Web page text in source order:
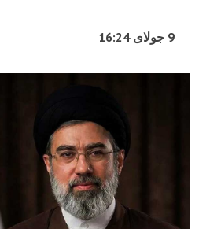
9 جولای 16:24